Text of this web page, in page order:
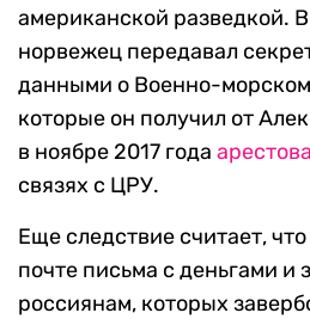
американской разведкой.
норвежец передавал
данными о Военно-
которые он получил от
в ноябре 2017 года
связях с ЦРУ.
Еще следствие считает,
почте письма с деньгами и
россиянам, которых